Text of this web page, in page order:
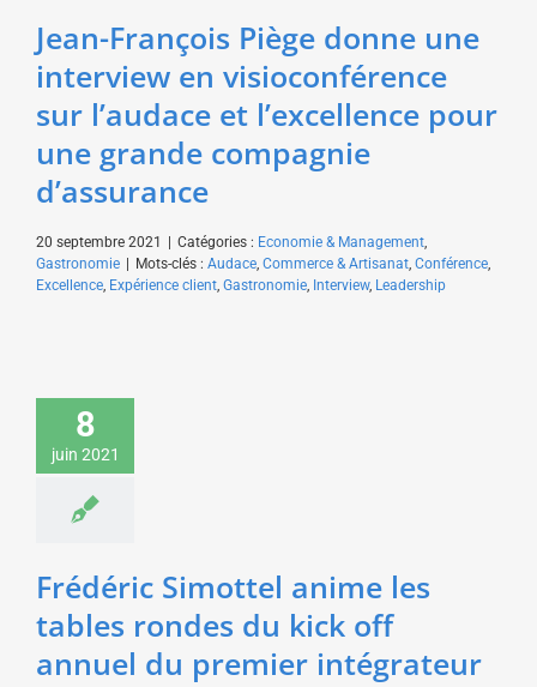
Jean-François Piège donne une
interview en visioconférence
sur l’audace et l’excellence pour
une grande compagnie
d’assurance
20 septembre 2021 | Catégories : Economie & Management
Gastronomie | Mots-clés : Audace Commerce & Artisanat Conférence
Excellence Expérience client Gastronomie Interview, Leadership
8
juin 2021
Frédéric Simottel anime les
tables rondes du kick off
annuel du premier intégrateur